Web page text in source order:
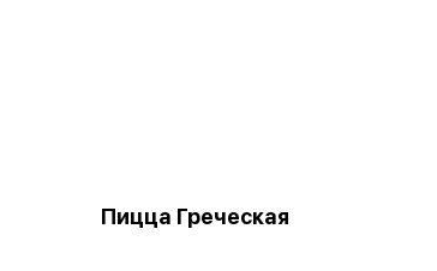
Пицца Греческая